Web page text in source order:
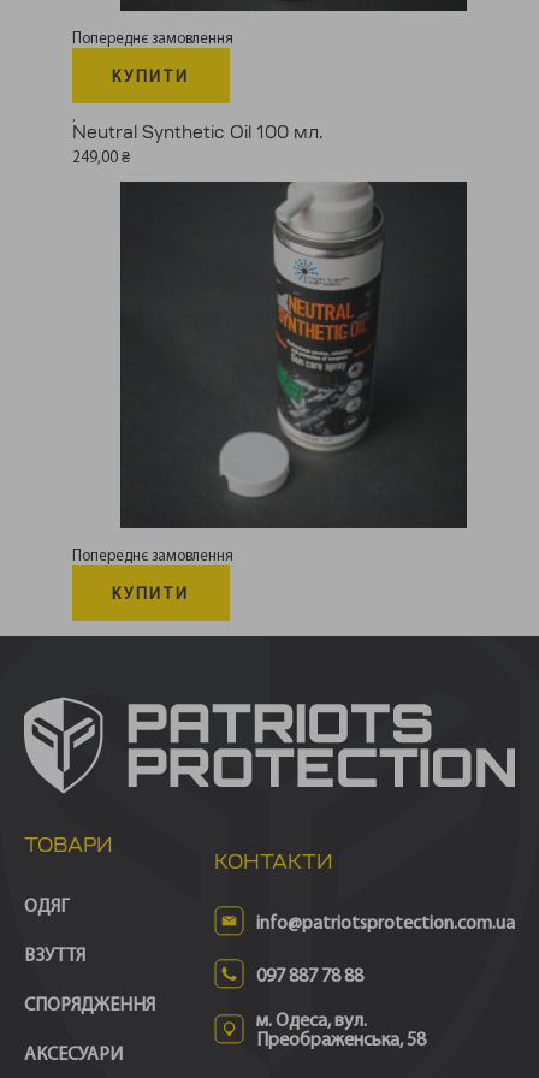
Попереднє замовлення
КУПИТИ
.
Neutral Synthetic Oil 100 мл.
249,00 ₴
Попереднє замовлення
КУПИТИ
ТОВАРИ
ОДЯГ
ВЗУТТЯ
СПОРЯДЖЕННЯ
АКСЕСУАРИ
КОНТАКТИ
info@patriotsprotection.com.ua
097 887 78 88
м. Одеса, вул.
Преображенська, 58